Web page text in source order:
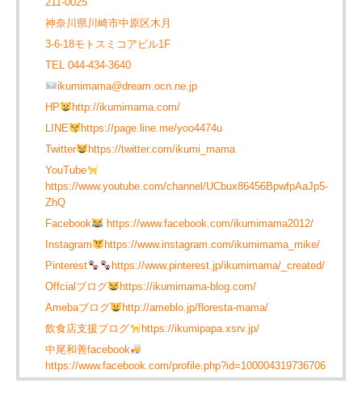
神奈川県川崎市中原区木月
3-6-18モトスミコアビル1F
TEL 044-434-3640
ikumimama@dream.ocn.ne.jp
HP
http://ikumimama.com/
LINE
https://page.line.me/yoo4474u
Twitter
https://twitter.com/ikumi_mama
YouTube
https://www.youtube.com/channel/UCbux86456BpwfpAaJp5-
ZhQ
Facebook
https://www.facebook.com/ikumimama2012/
Instagram
https://www.instagram.com/ikumimama_mike/
Pinterest
https://www.pinterest.jp/ikumimama/_created/
Offcialブログ
https://ikumimama-blog.com/
Amebaブログ
http://ameblo.jp/floresta-mama/
飲食店支援ブログ
https://ikumipapa.xsrv.jp/
中尾和善facebook
https://www.facebook.com/profile.php?id=100004319736706